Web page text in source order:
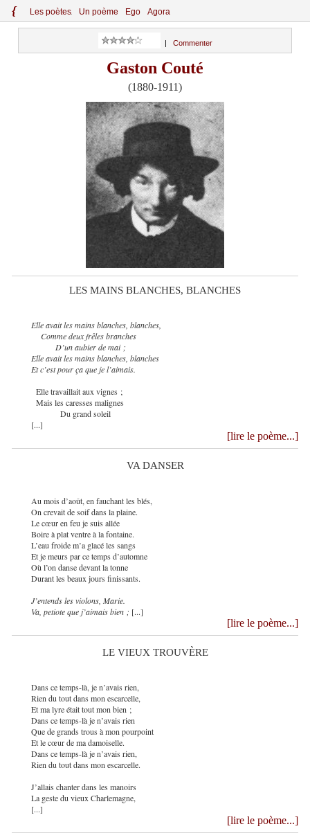
{ Les poètes Un poème Ego Agora
Commenter
Gaston Couté
(1880-1911)
LES MAINS BLANCHES, BLANCHES
Elle avait les mains blanches, blanches,
Comme deux frêles branches
D’un aubier de mai ;
Elle avait les mains blanches, blanches
Et c’est pour ça que je l’aimais.
Elle travaillait aux vignes ;
Mais les caresses malignes
Du grand soleil
[...]
[lire le poème...]
VA DANSER
Au mois d’août, en fauchant les blés,
On crevait de soif dans la plaine.
Le cœur en feu je suis allée
Boire à plat ventre à la fontaine.
L’eau froide m’a glacé les sangs
Et je meurs par ce temps d’automne
Où l’on danse devant la tonne
Durant les beaux jours finissants.
J’entends les violons, Marie.
Va, petiote que j’aimais bien ; [...]
[lire le poème...]
LE VIEUX TROUVÈRE
Dans ce temps-là, je n’avais rien,
Rien du tout dans mon escarcelle,
Et ma lyre était tout mon bien ;
Dans ce temps-là je n’avais rien
Que de grands trous à mon pourpoint
Et le cœur de ma damoiselle.
Dans ce temps-là je n’avais rien,
Rien du tout dans mon escarcelle.
J’allais chanter dans les manoirs
La geste du vieux Charlemagne,
[...]
[lire le poème...]